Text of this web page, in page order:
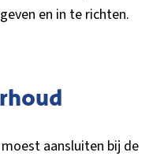
en in te richten.
aansluiten bij de